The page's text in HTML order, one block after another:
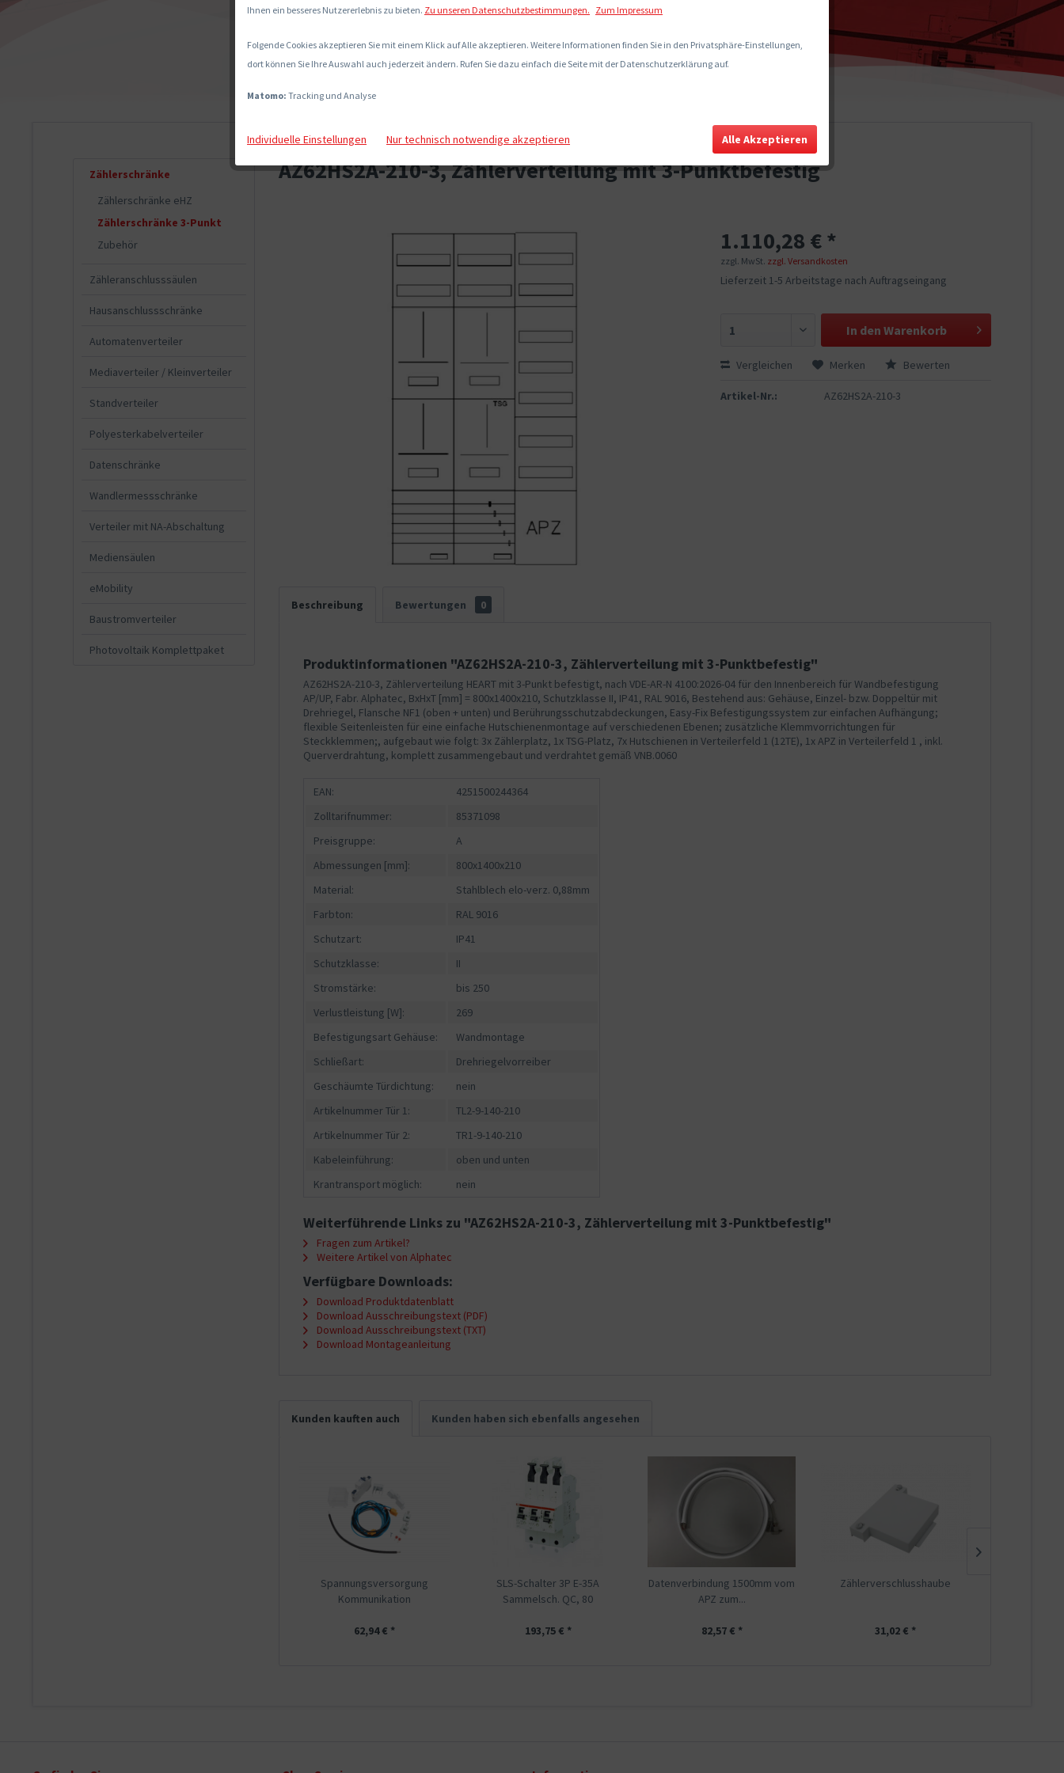
Zählerschränke
Zählerschränke eHZ
Zählerschränke 3-Punkt
Zubehör
Zähleranschlusssäulen
Hausanschlussschränke
Automatenverteiler
Mediaverteiler / Kleinverteiler
Standverteiler
Polyesterkabelverteiler
Datenschränke
Wandlermessschränke
Verteiler mit NA-Abschaltung
Mediensäulen
eMobility
Baustromverteiler
Photovoltaik Komplettpaket
AZ62HS2A-210-3, Zählerverteilung mit 3-Punktbefestig
1.110,28 € *
zzgl. MwSt. zzgl. Versandkosten
Lieferzeit 1-5 Arbeitstage nach Auftragseingang
In den Warenkorb
Vergleichen Merken Bewerten
Artikel-Nr.: AZ62HS2A-210-3
Beschreibung Bewertungen 0
Produktinformationen "AZ62HS2A-210-3, Zählerverteilung mit 3-Punktbefestig"
AZ62HS2A-210-3, Zählerverteilung HEART mit 3-Punkt befestigt, nach VDE-AR-N 4100:2026-04 für den Innenbereich für Wandbefestigung
AP/UP, Fabr. Alphatec, BxHxT [mm] = 800x1400x210, Schutzklasse II, IP41, RAL 9016, Bestehend aus: Gehäuse, Einzel- bzw. Doppeltür mit
Drehriegel, Flansche NF1 (oben + unten) und Berührungsschutzabdeckungen, Easy-Fix Befestigungssystem zur einfachen Aufhängung;
flexible Seitenleisten für eine einfache Hutschienenmontage auf verschiedenen Ebenen; zusätzliche Klemmvorrichtungen für
Steckklemmen;, aufgebaut wie folgt: 3x Zählerplatz, 1x TSG-Platz, 7x Hutschienen in Verteilerfeld 1 (12TE), 1x APZ in Verteilerfeld 1 , inkl.
Querverdrahtung, komplett zusammengebaut und verdrahtet gemäß VNB.0060
EAN:
4251500244364
Zolltarifnummer:
85371098
Preisgruppe:
A
Abmessungen [mm]:
800x1400x210
Material:
Stahlblech elo-verz. 0,88mm
Farbton:
RAL 9016
Schutzart:
IP41
Schutzklasse:
II
Stromstärke:
bis 250
Verlustleistung [W]:
269
Befestigungsart Gehäuse:
Wandmontage
Schließart:
Drehriegelvorreiber
Geschäumte Türdichtung:
nein
Artikelnummer Tür 1:
TL2-9-140-210
Artikelnummer Tür 2:
TR1-9-140-210
Kabeleinführung:
oben und unten
Krantransport möglich:
nein
Weiterführende Links zu "AZ62HS2A-210-3, Zählerverteilung mit 3-Punktbefestig"
Fragen zum Artikel?
Weitere Artikel von Alphatec
Verfügbare Downloads:
Download Produktdatenblatt
Download Ausschreibungstext (PDF)
Download Ausschreibungstext (TXT)
Download Montageanleitung
Kunden kauften auch Kunden haben sich ebenfalls angesehen
Spannungsversorgung
Kommunikation
62,94 € *
SLS-Schalter 3P E-35A
Sammelsch. QC, 80
193,75 € *
Datenverbindung 1500mm vom
APZ zum...
82,57 € *
Zählerverschlusshaube
31,02 € *
Ihnen ein besseres Nutzererlebnis zu bieten. Zu unseren Datenschutzbestimmungen. Zum Impressum
Folgende Cookies akzeptieren Sie mit einem Klick auf Alle akzeptieren. Weitere Informationen finden Sie in den Privatsphäre-Einstellungen,
dort können Sie Ihre Auswahl auch jederzeit ändern. Rufen Sie dazu einfach die Seite mit der Datenschutzerklärung auf.
Matomo: Tracking und Analyse
Individuelle Einstellungen Nur technisch notwendige akzeptieren Alle Akzeptieren